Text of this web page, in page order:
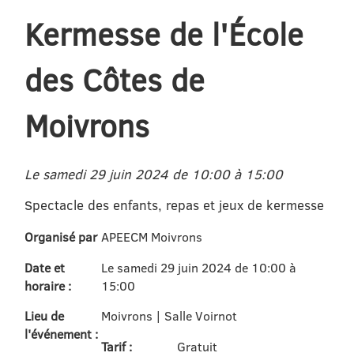
Kermesse de l'École
des Côtes de
Moivrons
Le samedi 29 juin 2024 de 10:00 à 15:00
Spectacle des enfants, repas et jeux de kermesse
Organisé par APEECM Moivrons
Date et
horaire :
Le samedi 29 juin 2024 de 10:00 à
15:00
Lieu de
l'événement :
Moivrons | Salle Voirnot
Tarif :
Gratuit